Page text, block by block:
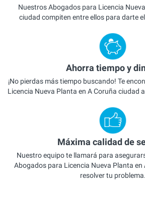
Nuestros Abogados para Licencia
ciudad compiten entre ellos para darte
Ahorra tiempo y
¡No pierdas más tiempo buscando! Te
Licencia Nueva Planta en A Coruña ciudad
Máxima calidad de
Nuestro equipo te llamará para
Abogados para Licencia Nueva Planta en
resolver tu problema.